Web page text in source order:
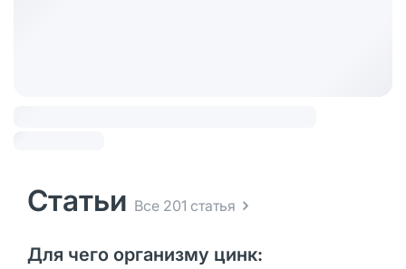
Статьи Все 201 статья
Для чего организму цинк: